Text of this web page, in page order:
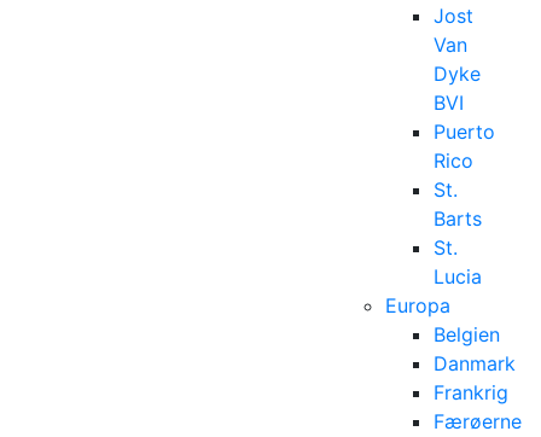
Jost
Van
Dyke
BVI
Puerto
Rico
St.
Barts
St.
Lucia
Europa
Belgien
Danmark
Frankrig
Færøerne